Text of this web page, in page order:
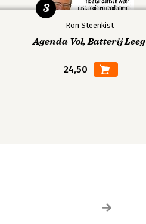
Ron Steenkist
Agenda Vol, Batterij Leeg
24,50
3